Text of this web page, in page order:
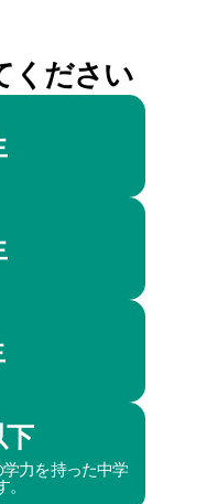
ください
下
力を持った中学